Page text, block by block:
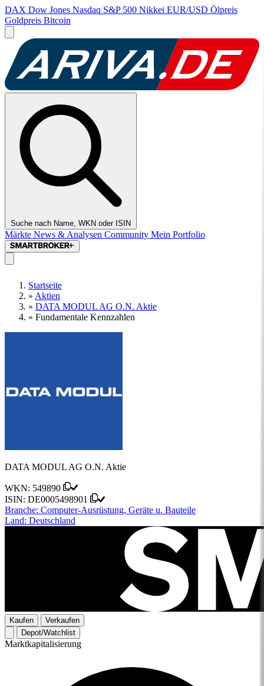
DAX Dow Jones Nasdaq S&P 500 Nikkei EUR/USD Ölpreis
Goldpreis Bitcoin
Suche nach Name, WKN oder ISIN
Märkte News & Analysen Community Mein Portfolio
Startseite
» Aktien
» DATA MODUL AG O.N. Aktie
» Fundamentale Kennzahlen
DATA MODUL AG O.N. Aktie
WKN: 549890
ISIN: DE0005498901
Branche: Computer-Ausrüstung, Geräte u. Bauteile
Land: Deutschland
Kaufen
Verkaufen
Depot/Watchlist
Marktkapitalisierung